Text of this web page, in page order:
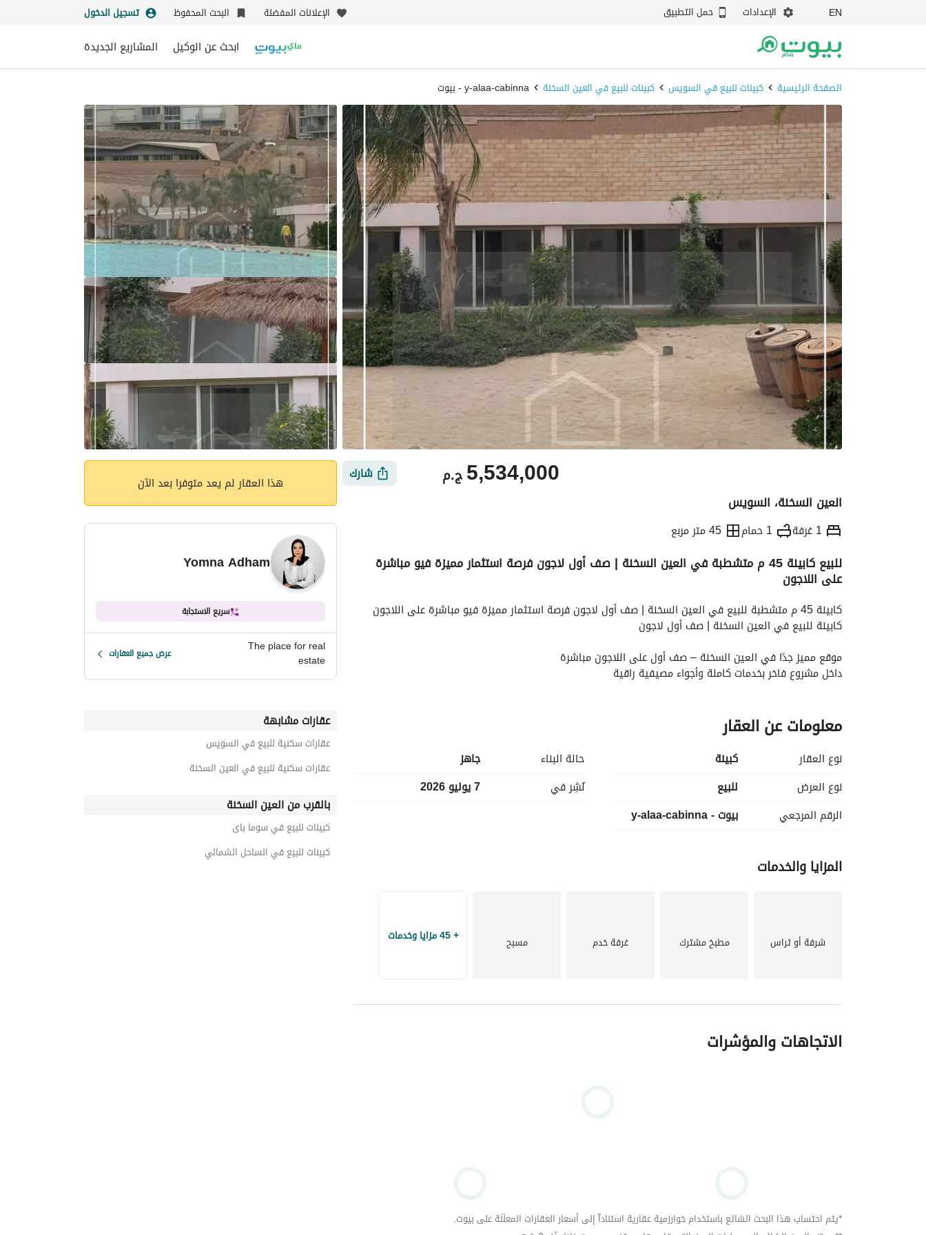
EN الإعدادات حمل التطبيق الإعلانات المفضلة البحث المحفوظ تسجيل الدخول
ابحث عن الوكيل المشاريع الجديدة
الصفحة الرئيسية كبينات للبيع في السويس كبينات للبيع في العين السخنة y-alaa-cabinna - بيوت
ج.م5,534,000 شارك
العين السخنة، السويس
1 غرفة 1 حمام 45 متر مربع
التفاصيل الاتجاهات والمؤشرات
للبيع كابينة 45 م متشطبة في العين السخنة | صف أول لاجون فرصة استثمار مميزة فيو مباشرة
على اللاجون
كابينة 45 م متشطبة للبيع في العين السخنة | صف أول لاجون فرصة استثمار مميزة فيو مباشرة على اللاجون
كابينة للبيع في العين السخنة | صف أول لاجون
موقع مميز جدًا في العين السخنة – صف أول على اللاجون مباشرة
داخل مشروع فاخر بخدمات كاملة وأجواء مصيفية راقية
• مقدم (DP): 2,700,000
• المتبقي: 2,834,000
• الإجمالي: 5,534,000
مميزات الوحدة:
• إطلالة مباشرة على اللاجون
• موقع صف أول مميز
ابعتلي دلوقتي للتفاصيل والصور وطريقة الحجز
معلومات عن العقار
نوع العقار
كبينة
نوع العرض
للبيع
الرقم المرجعي
بيوت - y-alaa-cabinna
حالة البناء
جاهز
نُشِر في
7 يوليو 2026
المزايا والخدمات
شرفة أو تراس مطبخ مشترك غرفة خدم مسبح + 45 مزايا وخدمات
الاتجاهات والمؤشرات
*يتم احتساب هذا البحث الشائع باستخدام خوارزمية عقارية استناداّ إلى أسعار العقارات المعلَنَة على بيوت.
هذا العقار لم يعد متوفرا بعد الآن
Yomna Adham
سريع الاستجابة
The place for real
estate عرض جميع العقارات
عقارات مشابهة
عقارات سكنية للبيع في السويس
عقارات سكنية للبيع في العين السخنة
بالقرب من العين السخنة
كبينات للبيع في سوما باى
كبينات للبيع في الساحل الشمالي